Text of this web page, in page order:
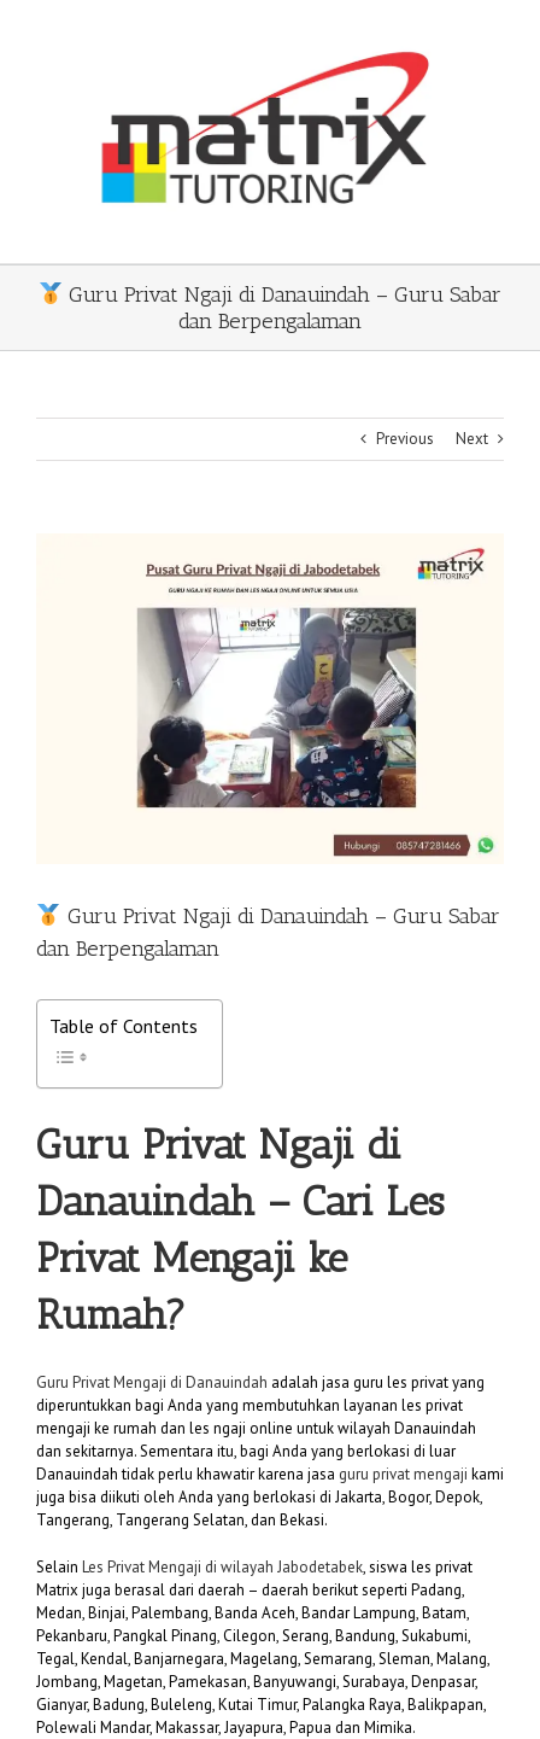
Guru Privat Ngaji di Danauindah – Guru Sabar
dan Berpengalaman
Previous Next
Guru Privat Ngaji di Danauindah – Guru Sabar
dan Berpengalaman
Table of Contents
Guru Privat Ngaji di
Danauindah– Cari Les
Privat Mengaji ke
Rumah?
Guru Privat Mengaji di Danauindah adalah jasa guru les privat yang
diperuntukkan bagi Anda yang membutuhkan layanan les privat
mengaji ke rumah dan les ngaji online untuk wilayah Danauindah
dan sekitarnya. Sementara itu, bagi Anda yang berlokasi di luar
Danauindah tidak perlu khawatir karena jasa guru privat mengaji kami
juga bisa diikuti oleh Anda yang berlokasi di Jakarta, Bogor, Depok,
Tangerang, Tangerang Selatan, dan Bekasi.
Selain Les Privat Mengaji di wilayah Jabodetabek, siswa les privat
Matrix juga berasal dari daerah – daerah berikut seperti Padang,
Medan, Binjai, Palembang, Banda Aceh, Bandar Lampung, Batam,
Pekanbaru, Pangkal Pinang, Cilegon, Serang, Bandung, Sukabumi,
Tegal, Kendal, Banjarnegara, Magelang, Semarang, Sleman, Malang,
Jombang, Magetan, Pamekasan, Banyuwangi, Surabaya, Denpasar,
Gianyar, Badung, Buleleng, Kutai Timur, Palangka Raya, Balikpapan,
Polewali Mandar, Makassar, Jayapura, Papua dan Mimika.